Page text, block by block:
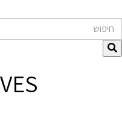
חיפוש